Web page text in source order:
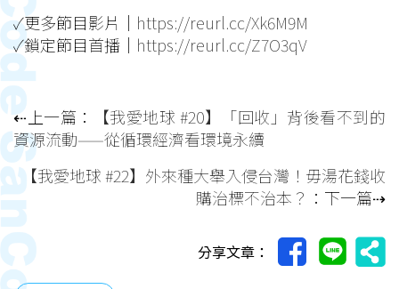
✓更多節目影片｜ https://reurl.cc/Xk6M9M
✓鎖定節目首播｜ https://reurl.cc/Z7O3qV
⇠上一篇：
【我愛地球 #20】「回收」背後看不到的
資源流動——從循環經濟看環境永續
【我愛地球 #22】外來種大舉入侵台灣！毋湯花錢收
購治標不治本？ ：下一篇⇢
分享文章：